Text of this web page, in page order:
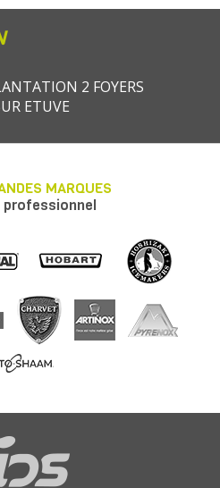
2 FOYERS
ETUVE
MARQUES
professionnel